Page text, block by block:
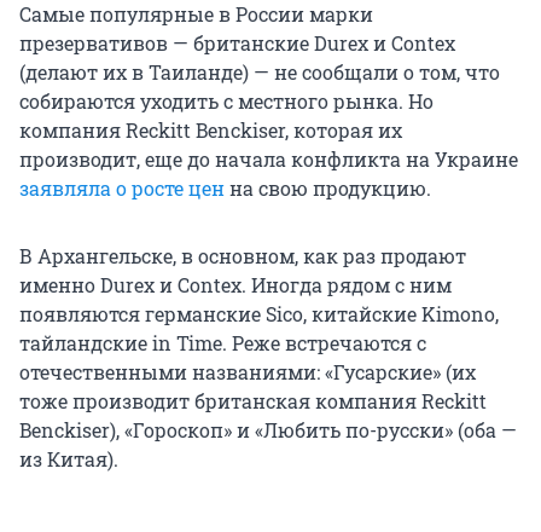
Самые популярные в России марки
презервативов — британские Durex и Contex
(делают их в Таиланде) — не сообщали о том, что
собираются уходить с местного рынка. Но
компания Reckitt Benckiser, которая их
производит, еще до начала конфликта на Украине
заявляла о росте ценна свою продукцию.
В Архангельске, в основном, как раз продают
именно Durex и Contex. Иногда рядом с ним
появляются германские Sico, китайские Kimono,
тайландские in Time. Реже встречаются с
отечественными названиями: «Гусарские» (их
тоже производит британская компания Reckitt
Benckiser), «Гороскоп» и «Любить по-русски» (оба —
из Китая).